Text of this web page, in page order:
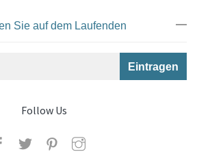
Sie auf dem Laufenden
Follow Us